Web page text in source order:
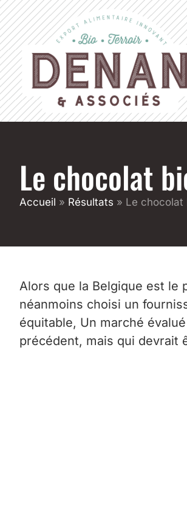
Le chocolat
Accueil » Résultats » Le chocolat
Alors que la Belgique est le
néanmoins choisi un
équitable, Un marché
précédent, mais qui devrait